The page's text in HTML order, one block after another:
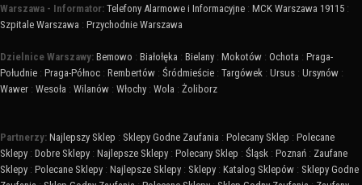
Warszawa - Informator: Telefony Alarmowe i Informacyjne : MCK Warszawa 19115 :
Szpitale Warszawa : Przychodnie Warszawa
Dzielnice Warszawy: Bemowo : Białołęka : Bielany : Mokotów : Ochota : Praga-
Południe : Praga-Północ : Rembertów : Śródmieście : Targówek : Ursus : Ursynów :
Wawer : Wesoła : Wilanów : Włochy : Wola : Żoliborz
Partnerzy: Najlepszy Sklep : Sklepy Godne Zaufania : Polecany Sklep : Polecane
Sklepy : Dobre Sklepy : Najlepsze Sklepy : Polecany Sklep : Śląsk : Poznań : Zaufane
Sklepy : Polecane Sklepy : Najlepsze Sklepy : Sklepy : Katalog Sklepów : Sklepy Godne